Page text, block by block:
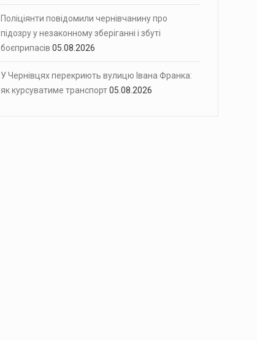
Поліціянти повідомили чернівчанину про
підозру у незаконному зберіганні і збуті
боєприпасів 05.08.2026
У Чернівцях перекриють вулицю Івана Франка:
як курсуватиме транспорт05.08.2026